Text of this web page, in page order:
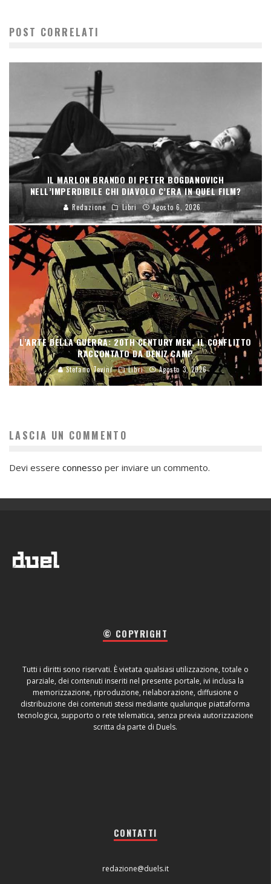
POST CORRELATI
IL MARLON BRANDO DI PETER BOGDANOVICH
NELL’IMPERDIBILE CHI DIAVOLO C’ERA IN QUEL FILM?
Redazione Libri Agosto 6, 2026
L’ARTE DELLA GUERRA: 20TH CENTURY MEN, IL CONFLITTO
RACCONTATO DA DENIZ CAMP
Stefano Tevini Libri Agosto 3, 2026
LASCIA UN COMMENTO
Devi essere connesso per inviare un commento.
© COPYRIGHT
Tutti i diritti sono riservati. È vietata qualsiasi utilizzazione, totale o
parziale, dei contenuti inseriti nel presente portale, ivi inclusa la
memorizzazione, riproduzione, rielaborazione, diffusione o
distribuzione dei contenuti stessi mediante qualunque piattaforma
tecnologica, supporto o rete telematica, senza previa autorizzazione
scritta da parte di Duels.
CONTATTI
redazione@duels.it